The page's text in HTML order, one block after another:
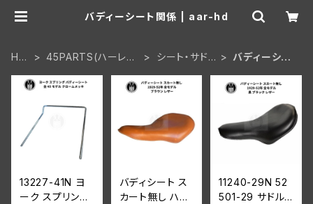
バディーシート関係 | aar-hd
HO
45PARTS(ハーレー
シート・サド
バディーシー
13227-41N ヨ
ーク スプリング
バディシート ス
カート無し ハー
11240-29N 52
501-29 サドル